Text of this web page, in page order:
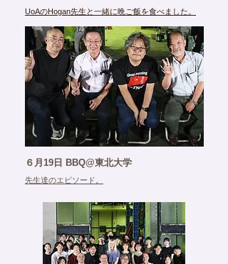
UoAのHogan先生と一緒に晩ご飯を食べました。
６月19日 BBQ@東北大学
先生達のエピソード。